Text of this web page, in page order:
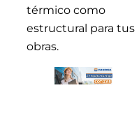
térmico como
estructural para tus
obras.